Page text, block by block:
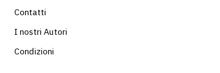
Contatti
I nostri Autori
Condizioni